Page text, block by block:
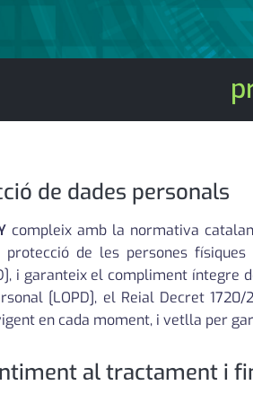
salut
societat
de dades personals
compleix amb la normativa
de les persones
i garanteix el compliment íntegre
[LOPD], el Reial Decret
en cada moment, i vetlla per
al tractament i